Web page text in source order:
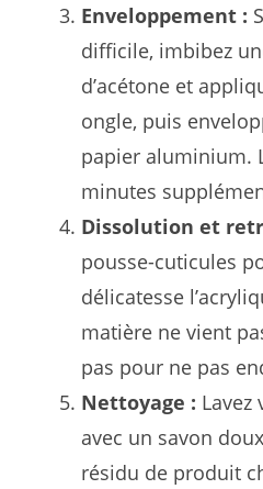
Enveloppement :
difficile, imbibez
d’acétone et
ongle, puis
papier aluminium.
minutes
Dissolution et
pousse-cuticules
délicatesse
matière ne vient
pas pour ne pas
Nettoyage : Lavez
avec un savon
résidu de produit